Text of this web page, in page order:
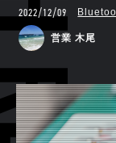
2022/12/09
営業 木尾